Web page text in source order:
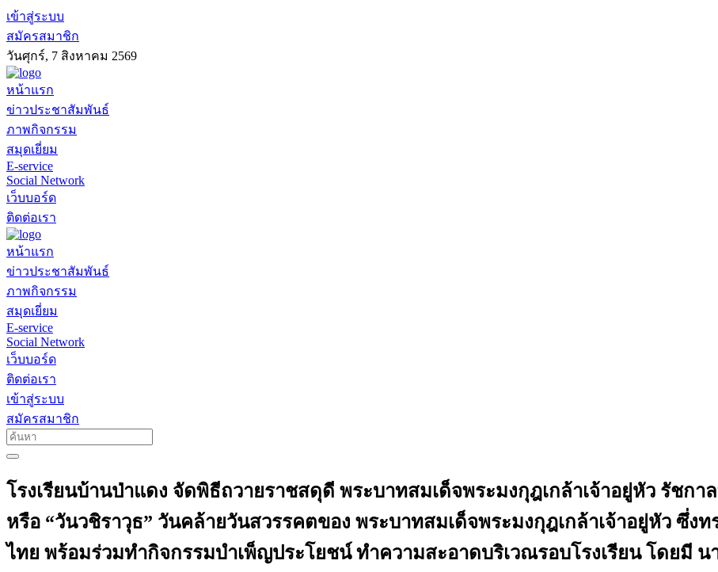
เข้าสู่ระบบ
สมัครสมาชิก
วันศุกร์, 7 สิงหาคม 2569
หน้าแรก
ข่าวประชาสัมพันธ์
ภาพกิจกรรม
สมุดเยี่ยม
E-service
Social Network
เว็บบอร์ด
ติดต่อเรา
หน้าแรก
ข่าวประชาสัมพันธ์
ภาพกิจกรรม
สมุดเยี่ยม
E-service
Social Network
เว็บบอร์ด
ติดต่อเรา
เข้าสู่ระบบ
สมัครสมาชิก
โรงเรียนบ้านป่าแดง จัดพิธีถวายราชสดุดี พระบาทสมเด็จพระมงกุฎเกล้าเจ้าอยู่หัว รัชกา
หรือ “วันวชิราวุธ” วันคล้ายวันสวรรคตของ พระบาทสมเด็จพระมงกุฎเกล้าเจ้าอยู่หัว ซึ่งท
ไทย พร้อมร่วมทำกิจกรรมบำเพ็ญประโยชน์ ทำความสะอาดบริเวณรอบโรงเรียน โดยมี น